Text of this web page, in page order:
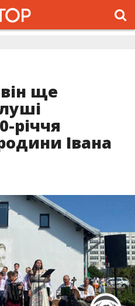
ще
річчя
Івана